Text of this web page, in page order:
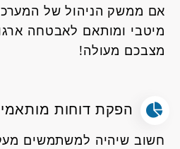
אם ממשק הניהול של
מצבכם מעולה!
הפקת דוחות
חשוב שיהיה למשתמשים